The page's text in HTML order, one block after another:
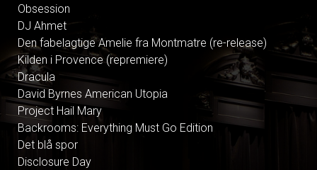
Obsession
DJ Ahmet
Den fabelagtige Amelie fra Montmatre (re-release)
Kilden i Provence (repremiere)
Dracula
David Byrnes American Utopia
Project Hail Mary
Backrooms: Everything Must Go Edition
Det blå spor
Disclosure Day